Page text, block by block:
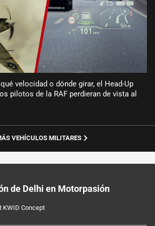
velocidad o dónde girar, el Head-Up
pilotos de la RAF perdieran de vista al
VEHÍCULOS MILITARES
de Delhi en Motorpasión
KWID Concept